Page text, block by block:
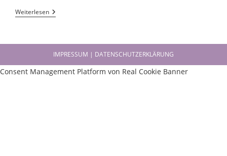
Weiterlesen
IMPRESSUM | DATENSCHUTZERKLÄRUNG
Consent Management Platform von Real Cookie Banner